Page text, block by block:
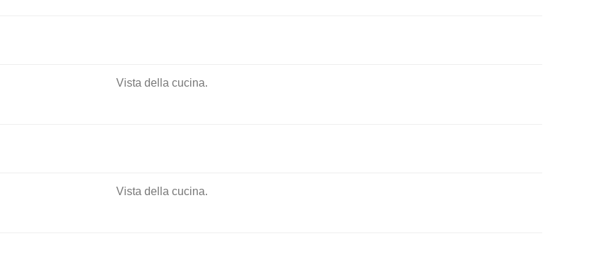
Vista della cucina.
Vista della cucina.